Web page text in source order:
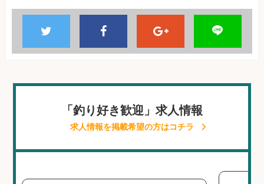
「釣り好き歓迎」求人情報
求人情報を掲載希望の方はコチラ